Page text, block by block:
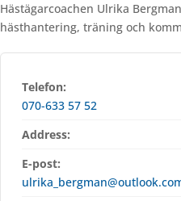
Hästägarcoachen Ulrika
hästhantering, träning och
Telefon:
070-633 57 52
Address:
E-post: